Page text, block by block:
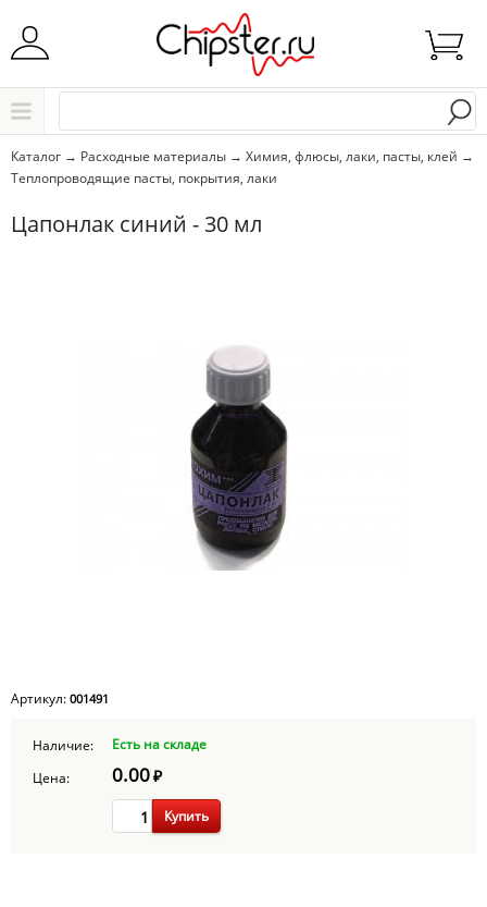
Начните водить название города..
Выбрать
Каталог → Расходные материалы → Химия, флюсы, лаки, пасты, клей →
Теплопроводящие пасты, покрытия, лаки
Цапонлак синий - 30 мл
Артикул: 001491
Наличие:
Есть на складе
Цена:
0.00₽
Купить